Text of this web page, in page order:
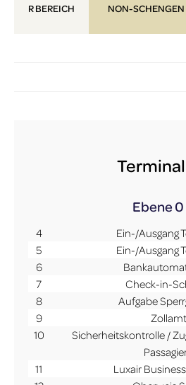
RBEREICH
NON-SCHENGEN
Ebene 0
4
Ein-/Ausgang
5
Ein-/Ausgang
6
7
Check-in-
8
Aufgabe
9
Zollamt
10
Sicherheitskontrolle /
11
Luxair